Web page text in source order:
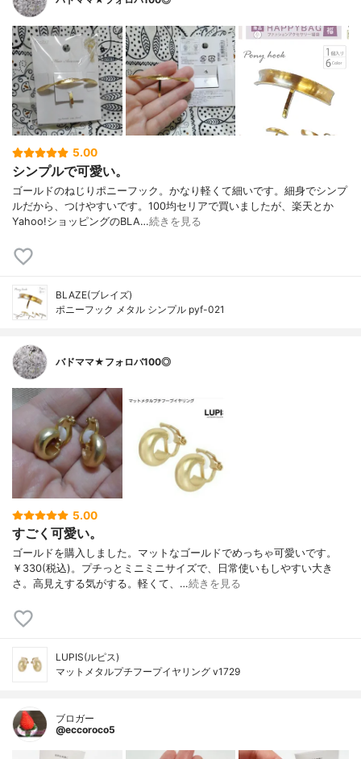
5.00
シンプルで可愛い。
ゴールドのねじりポニーフック。かなり軽くて細いです。細身でシンプ
ルだから、つけやすいです。100均セリアで買いましたが、楽天とか
Yahoo!ショッピングのBLA…続きを見る
BLAZE(ブレイズ)
ポニーフック メタル シンプル pyf-021
バドママ★フォロバ100◎
5.00
すごく可愛い。
ゴールドを購入しました。マットなゴールドでめっちゃ可愛いです。
￥330(税込)。プチっとミニミニサイズで、日常使いもしやすい大き
さ。高見えする気がする。軽くて、…続きを見る
LUPIS(ルピス)
マットメタルプチフープイヤリング v1729
ブロガー
@eccoroco5